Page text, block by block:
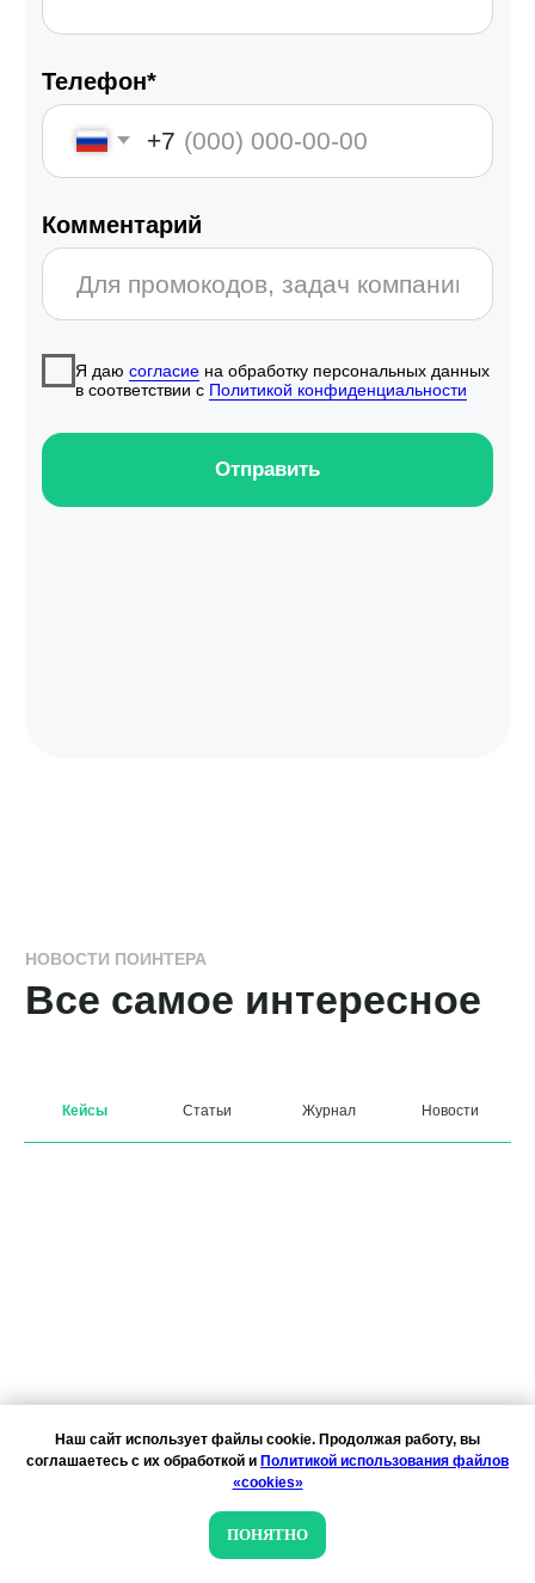
Кейсы Статьи Журнал Новости
Наш сайт использует файлы cookie. Продолжая работу, вы
соглашаетесь с их обработкой и Политикой использования файлов
«cookies»
ПОНЯТНО